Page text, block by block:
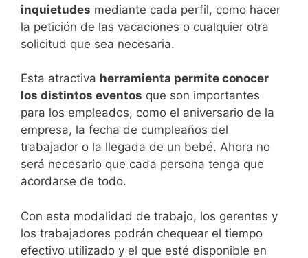
inquietudes mediante cada perfil, como hacer
la petición de las vacaciones o cualquier otra
solicitud que sea necesaria.
Esta atractiva herramienta permite conocer
los distintos eventos que son importantes
para los empleados, como el aniversario de la
empresa, la fecha de cumpleaños del
trabajador o la llegada de un bebé. Ahora no
será necesario que cada persona tenga que
acordarse de todo.
Con esta modalidad de trabajo, los gerentes y
los trabajadores podrán chequear el tiempo
efectivo utilizado y el que esté disponible en